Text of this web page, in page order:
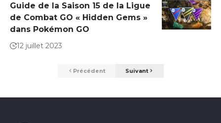
Guide de la Saison 15 de la Ligue
de Combat GO « Hidden Gems »
dans Pokémon GO
12 juillet 2023
Précédent Suivant